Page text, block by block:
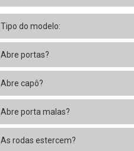
Tipo do modelo:
Abre portas?
Abre capô?
Abre porta malas?
As rodas estercem?